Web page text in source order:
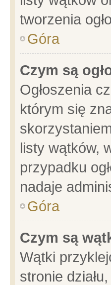
tworzenia
Góra
Czym są
Ogłoszenia
którym się
listy wątków,
przypadku
nadaje
Góra
Czym są
Wątki
stronie